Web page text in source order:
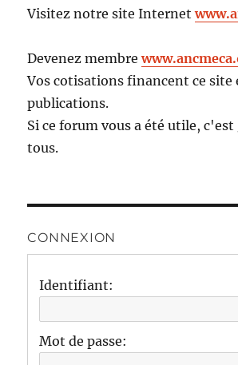
Visitez notre site Internet
Devenez membre
Vos cotisations financent ce site
publications.
Si ce forum vous a été utile, c'est
tous.
CONNEXION
Identifiant:
Mot de passe: